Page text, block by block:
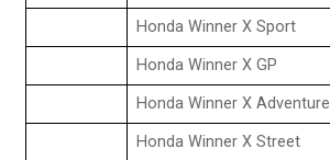
Honda Winner X Sport
Honda Winner X GP
Honda Winner X Adventure
Honda Winner X Street